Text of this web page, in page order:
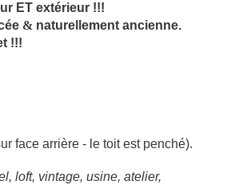
ET extérieur !!!
& naturellement ancienne.
!!!
face arrière - le toit est penché).
loft, vintage, usine, atelier,